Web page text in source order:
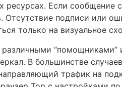
ресурсах. Если
Отсутствие подписи или
только на визуальное
В большинстве
трафик на